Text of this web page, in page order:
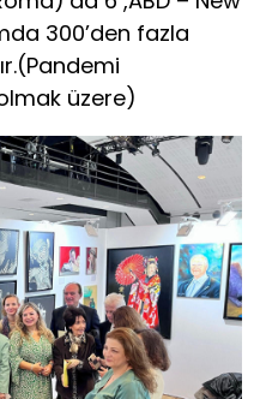
300’den fazla
üzere)